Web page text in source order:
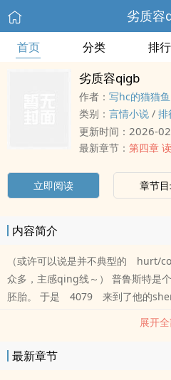
劣质容
首页 分类 排行
劣质容qigb
作者： 写hc的猫猫鱼
类别： 言情小说 / 排
更新时间： 2026-
最新章节： 第四章
立即阅读 章节
内容简介
（或许可以说是并不典型的
众多，主感qing线～） 普鲁斯特是
胚胎。 于是 4079 来到了他的
展开
最新章节